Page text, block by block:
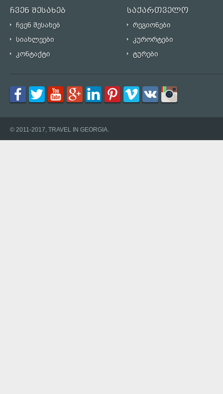
ჩვენ შესახებ საქართველო
ჩვენ შესახებ
რეგიონები
სიახლეები
კურორტები
კონტაქტი
ტურები
© 2011-2017, TRAVEL IN GEORGIA.